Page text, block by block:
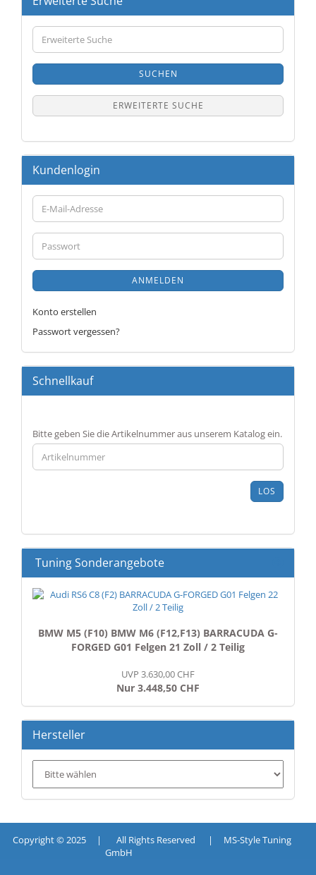
Erweiterte
Suche
SUCHEN
ERWEITERTE SUCHE
Kundenlogin
E-
Mail-
Adresse
Passwort
ANMELDEN
Konto erstellen
Passwort vergessen?
Schnellkauf
BITTE
GEBEN
SIE
DIE
EIN.
Bitte geben Sie die Artikelnummer aus unserem Katalog ein.
LOS
Tuning Sonderangebote
BMW M5 (F10) BMW M6 (F12,F13) BARRACUDA G-
FORGED G01 Felgen 21 Zoll / 2 Teilig
UVP 3.630,00 CHF
Nur 3.448,50 CHF
Hersteller
Copyright © 2025 | All Rights Reserved | MS-Style Tuning
GmbH